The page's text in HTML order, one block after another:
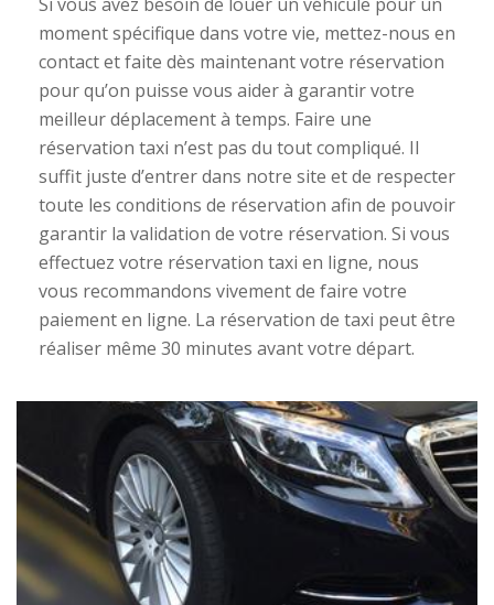
moment spécifique dans votre vie, mettez-nous en
contact et faite dès maintenant votre réservation
pour qu’on puisse vous aider à garantir votre
meilleur déplacement à temps. Faire une
réservation taxi n’est pas du tout compliqué. Il
suffit juste d’entrer dans notre site et de respecter
toute les conditions de réservation afin de pouvoir
garantir la validation de votre réservation. Si vous
effectuez votre réservation taxi en ligne, nous
vous recommandons vivement de faire votre
paiement en ligne. La réservation de taxi peut être
réaliser même 30 minutes avant votre départ.